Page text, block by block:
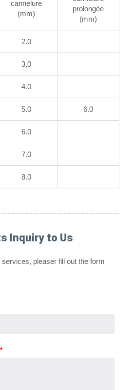
cannelure
(mm)
prolongée
(mm)
2.0
3,0
4.0
5.0 6.0
6.0
7.0
8.0